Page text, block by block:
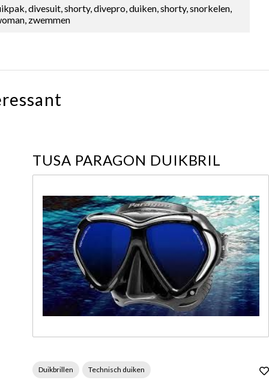
divesuit, shorty, divepro, duiken, shorty, snorkelen,
zwemmen
TUSA PARAGON DUIKBRIL
Duikbrillen Technisch duiken